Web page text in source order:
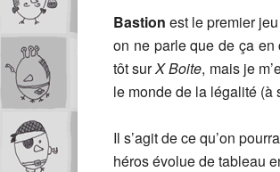
Bastion est le premier
on ne parle que de ça
tôt surX Boite, mais je
le monde de la légalité (à
Il s’agit de ce qu’on
héros évolue de tableau